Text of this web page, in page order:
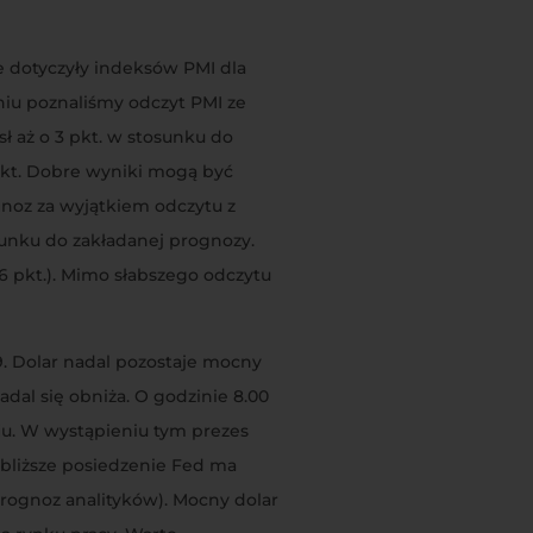
indeksów PMI dla
poznaliśmy odczyt PMI ze
aż o 3 pkt. w stosunku do
Dobre wyniki mogą być
za wyjątkiem odczytu z
do zakładanej prognozy.
pkt.). Mimo słabszego odczytu
Dolar nadal pozostaje mocny
się obniża. O godzinie 8.00
W wystąpieniu tym prezes
posiedzenie Fed ma
analityków). Mocny dolar